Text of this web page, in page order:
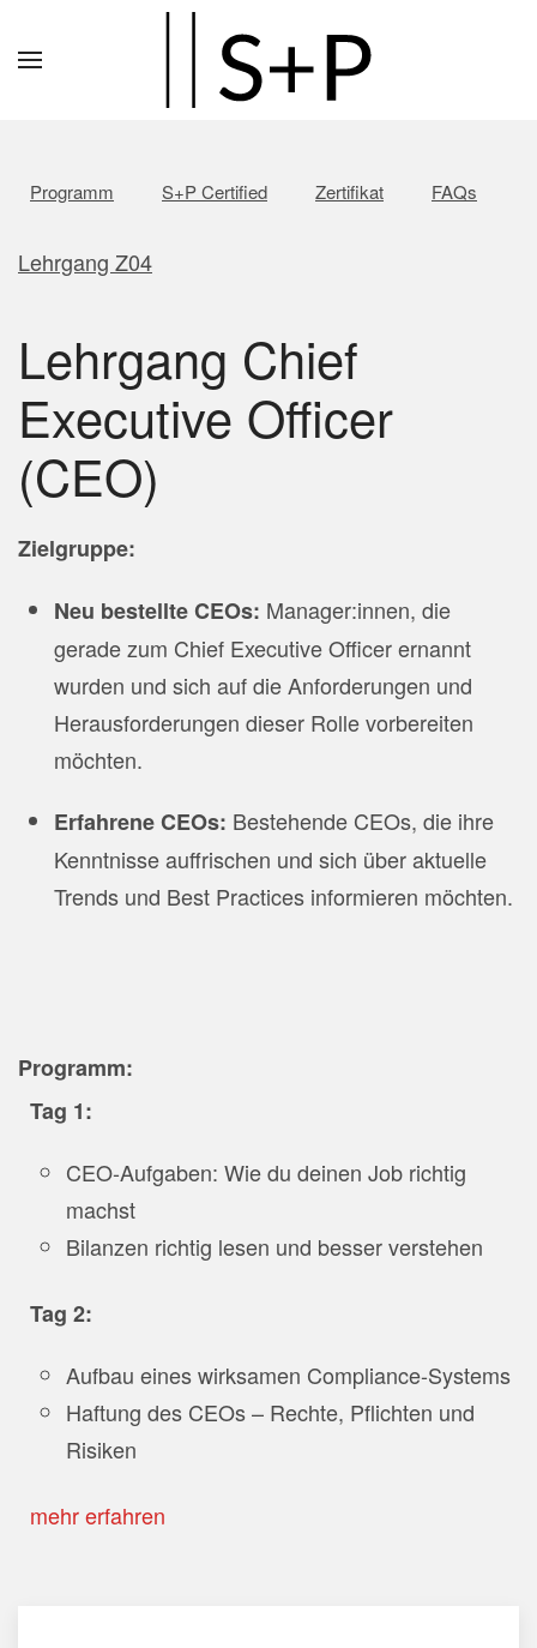
Programm S+P Certified Zertifikat FAQs
Lehrgang Z04
Lehrgang Chief
Executive Officer
(CEO)
Zielgruppe:
Neu bestellte CEOs: Manager:innen, die
gerade zum Chief Executive Officer ernannt
wurden und sich auf die Anforderungen und
Herausforderungen dieser Rolle vorbereiten
möchten.
Erfahrene CEOs: Bestehende CEOs, die ihre
Kenntnisse auffrischen und sich über aktuelle
Trends und Best Practices informieren möchten.
Programm:
Tag 1:
CEO-Aufgaben: Wie du deinen Job richtig
machst
Bilanzen richtig lesen und besserverstehen
Tag 2:
Aufbau eines wirksamen Compliance-Systems
Haftung des CEOs – Rechte, Pflichten und
Risiken
mehr erfahren